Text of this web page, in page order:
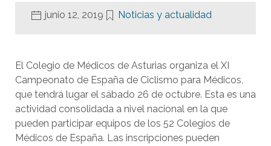
junio 12, 2019 Noticias y actualidad
El Colegio de Médicos de Asturias organiza el XI
Campeonato de España de Ciclismo para Médicos,
que tendrá lugar el sábado 26 de octubre. Esta es una
actividad consolidada a nivel nacional en la que
pueden participar equipos de los 52 Colegios de
Médicos de España. Las inscripciones pueden